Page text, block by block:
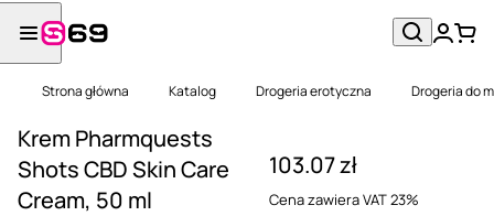
Strona główna Katalog Drogeria erotyczna Drogeria do
Krem Pharmquests
Shots CBD Skin Care
Cream, 50 ml
103.07 zł
Cena zawiera VAT 23%